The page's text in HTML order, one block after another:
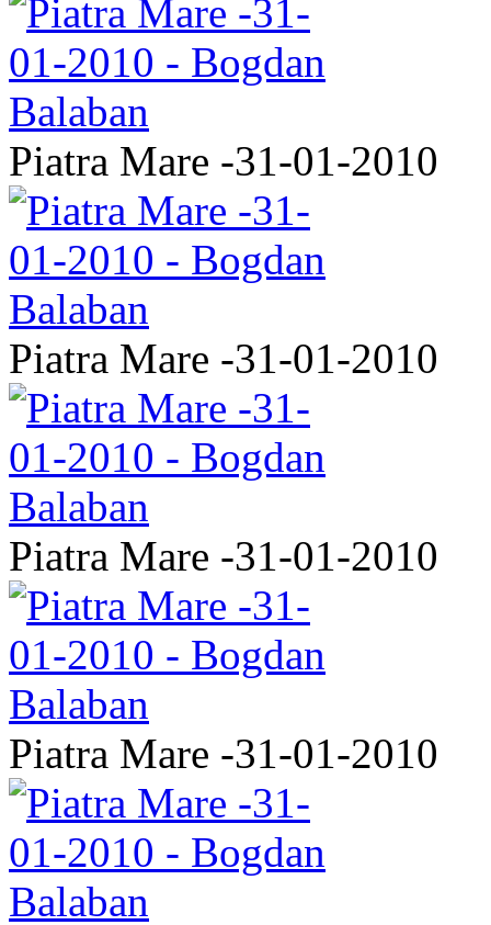
Piatra Mare -31-01-2010
Piatra Mare -31-01-2010
Piatra Mare -31-01-2010
Piatra Mare -31-01-2010